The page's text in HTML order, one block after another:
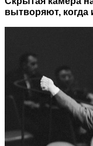
вытворяют, когда